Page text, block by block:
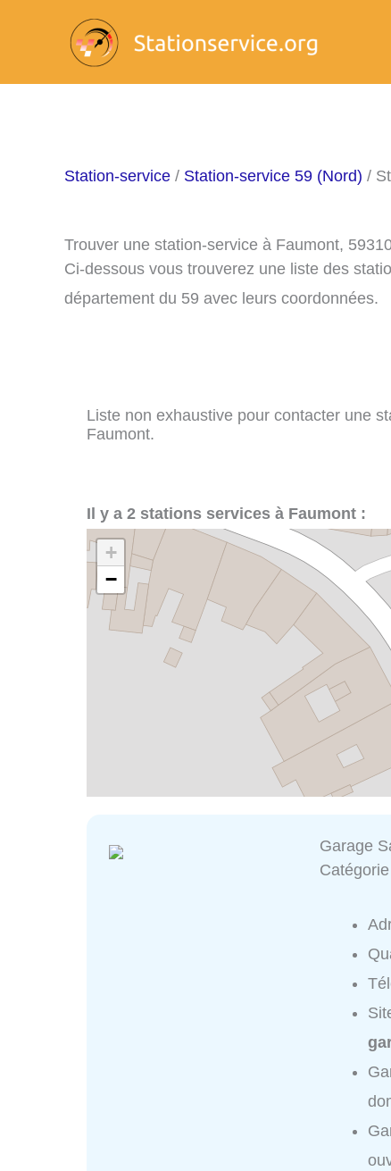
Station-service / Station-service 59 (Nord) /
Trouver une station-service à Faumont,
Ci-dessous vous trouverez une liste des
département du 59 avec leurs coordonnées.
Liste non exhaustive pour contacter une
Faumont.
Il y a 2 stations services à Faumont :
+
−
Garage